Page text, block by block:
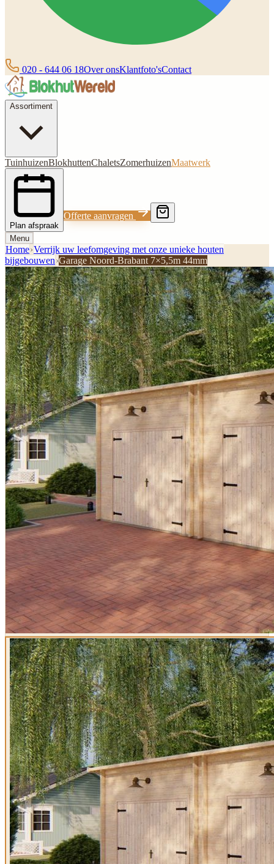
020 - 644 06 18Over onsKlantfoto'sContact
Assortiment
TuinhuizenBlokhuttenChaletsZomerhuizenMaatwerk
Plan afspraak
Offerte aanvragen
Menu
Home›Verrijk uw leefomgeving met onze unieke houten
bijgebouwen›Garage Noord-Brabant 7×5,5m 44mm